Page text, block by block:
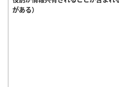
がある）